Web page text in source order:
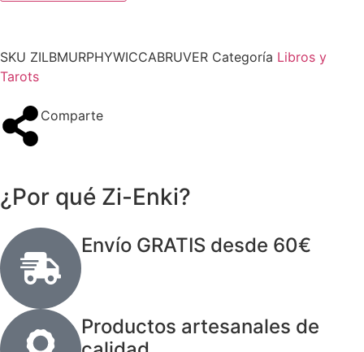
SKU ZILBMURPHYWICCABRUVER Categoría Libros y
Tarots
Comparte
¿Por qué Zi-Enki?
Envío GRATIS desde 60€
Productos artesanales de